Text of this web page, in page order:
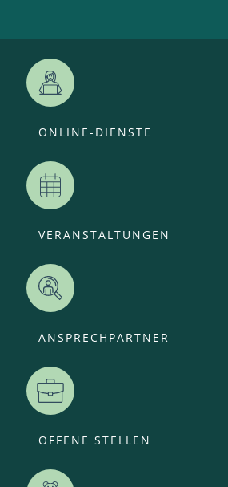
ONLINE-DIENSTE
VERANSTALTUNGEN
ANSPRECHPARTNER
OFFENE STELLEN